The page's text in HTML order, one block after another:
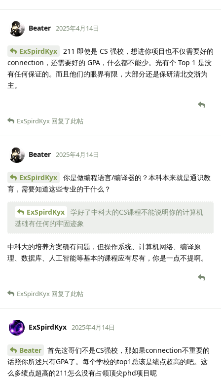
Beater 2025年4月14日
ExSpirdKyx
211 即使是 CS 强校，想进你项目也不仅需要好的
connection，还需要好的 GPA，什么都不能少。光有个 Top 1 是没
有任何保证的。而且他们的眼界有限，大部分还是保研清北交浙为
主。
ExSpirdKyx 回复了此帖
Beater 2025年4月14日
ExSpirdKyx
你是做编程语言/编译器的？本科本来就是通识教
育，需要知道这些专业的干什么？
ExSpirdKyx
学好了中科大的CS课程不能说明你的计算机
基础有任何的牢固迹象
中科大的培养方案确有问题，但操作系统、计算机网络、编译原
理、数据库、人工智能等基本的课程应有尽有，你是一点不提啊。
ExSpirdKyx 回复了此帖
ExSpirdKyx 2025年4月14日
Beater
首先这哥们不是CS强校，那如果connection不重要的
话照你所述只有GPA了。每个学校的top1总该是绩点超高的吧。这
么多绩点超高的211怎么没有占领顶尖phd项目呢